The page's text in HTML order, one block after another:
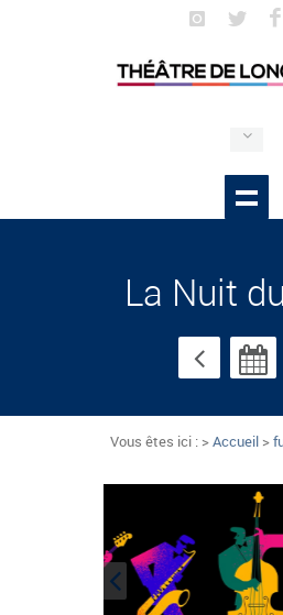
La Nuit
Vous êtes ici : >Accueil >